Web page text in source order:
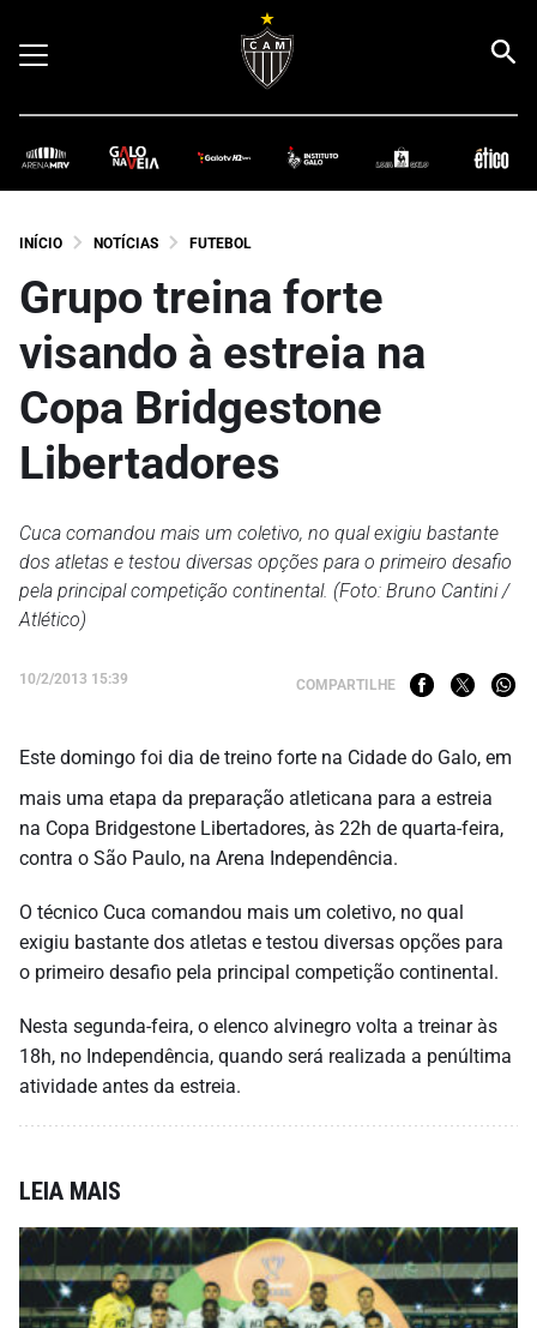
INÍCIO NOTÍCIAS FUTEBOL
Grupo treina forte
visando à estreia na
Copa Bridgestone
Libertadores
Cuca comandou mais um coletivo, no qual exigiu bastante
dos atletas e testou diversas opções para o primeiro desafio
pela principal competição continental. (Foto: Bruno Cantini /
Atlético)
10/2/2013 15:39 COMPARTILHE
Este domingo foi dia de treino forte na Cidade do Galo, em
mais uma etapa da preparação atleticana para a estreia
na Copa Bridgestone Libertadores, às 22h de quarta-feira,
contra o São Paulo, na Arena Independência.
O técnico Cuca comandou mais um coletivo, no qual
exigiu bastante dos atletas e testou diversas opções para
o primeiro desafio pela principal competição continental.
Nesta segunda-feira, o elenco alvinegro volta a treinar às
18h, no Independência, quando será realizada a penúltima
atividade antes da estreia.
LEIA MAIS